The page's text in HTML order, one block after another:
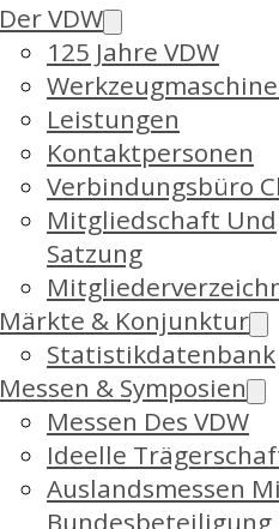
Der VDW
125 Jahre VDW
Leistungen
Kontaktpersonen
Verbindungsbüro
Mitgliedschaft Und
Satzung
Märkte & Konjunktur
Statistikdatenbank
Messen & Symposien
Messen Des VDW
Ideelle
Auslandsmessen
Bundesbeteiligung